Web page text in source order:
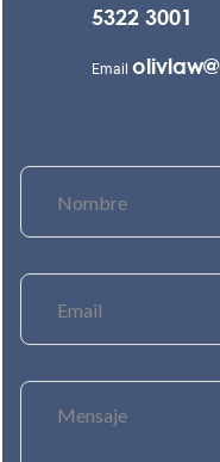
5322 3001
Email